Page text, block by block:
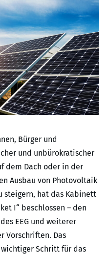
Bürger und
und unbürokratischer
dem Dach oder in der
Ausbau von Photovoltaik
steigern, hat das Kabinett
I“ beschlossen – den
EEG und weiterer
Vorschriften. Das
Schritt für das